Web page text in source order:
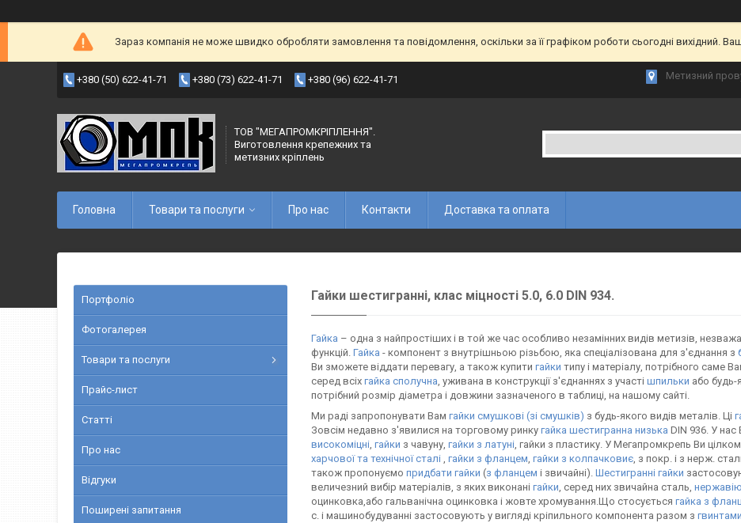
Зараз компанія не може швидко обробляти замовлення та повідомлення, оскільки за її графіком роботи сьогодні вихідний.
+380 (50) 622-41-71 +380 (73) 622-41-71 +380 (96) 622-41-71 Метизний
ТОВ "МЕГАПРОМКРІПЛЕННЯ".
Виготовлення крепежних та
метизних кріплень
Головна Товари та послуги Про нас Контакти Доставка та оплата
Гайки шестигранні, клас міцності 5.0, 6.0 DIN 934.
Гайка – одна з найпростіших і в той же час особливо незамінних видів метизів,
функцій. Гайка - компонент з внутрішньою різьбою, яка спеціалізована для з'єднання з
Ви зможете віддати перевагу, а також купити гайки типу і матеріалу, потрібного саме
серед всіх гайка сполучна, уживана в конструкції з'єднаннях з участі шпильки або будь-
потрібний розмір діаметра і довжини зазначеного в таблиці, на нашому сайті.
Ми раді запропонувати Вам гайки смушкові (зі смушків) з будь-якого видів металів. Ці
Зовсім недавно з'явилися на торговому ринку гайка шестигранна низька DIN 936. У нас
високоміцні, гайки з чавуну, гайки з латуні, гайки з пластику. У Мегапромкрепь Ви
харчової та технічної сталі , гайки з фланцем, гайки з колпачковиє, з покр. і з нерж.
також пропонуємо придбати гайки (з фланцем і звичайні). Шестигранні гайки
величезний вибір матеріалів, з яких виконані гайки, серед них звичайна сталь,
оцинковка,або гальванічна оцинковка і жовте хромування.Що стосується гайка з
с. і машинобудуванні застосовують у вигляді кріпильного компонента разом з гвинтами
Портфоліо
Фотогалерея
Товари та послуги
Прайс-лист
Статті
Про нас
Відгуки
Поширені запитання